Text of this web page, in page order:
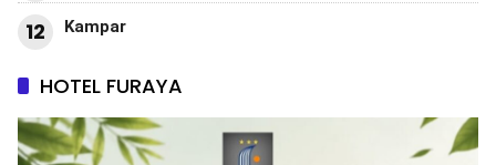
12 Kampar
HOTEL FURAYA